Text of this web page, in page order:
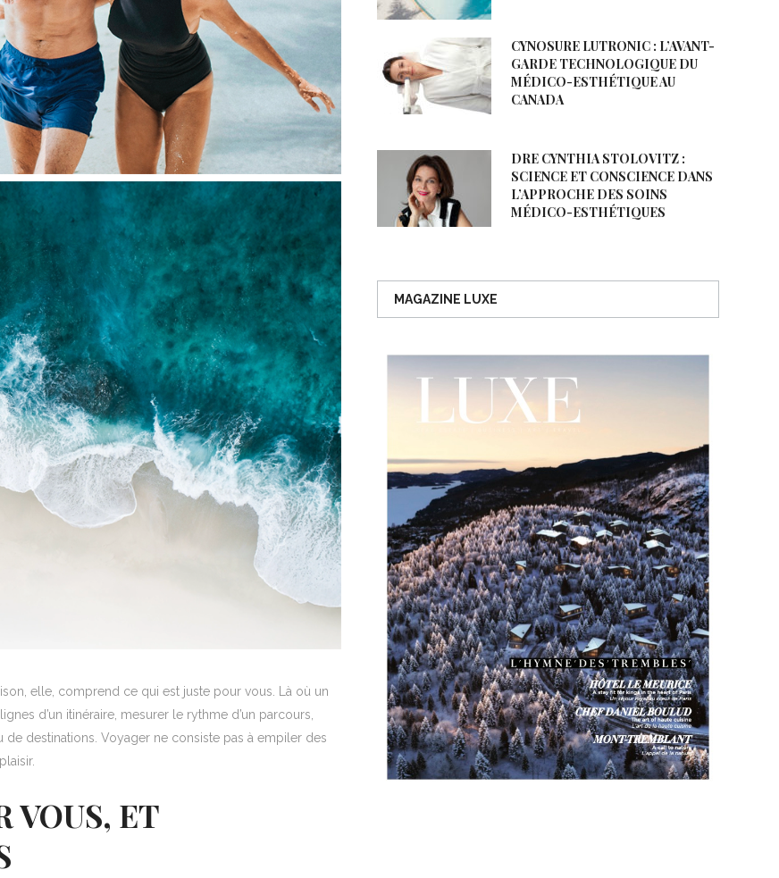
elle, comprend ce qui est juste pour vous. Là où un
d’un itinéraire, mesurer le rythme d’un parcours,
destinations. Voyager ne consiste pas à empiler des
VOUS, ET
CYNOSURE LUTRONIC : L’AVANT-
GARDE TECHNOLOGIQUE DU
MÉDICO-ESTHÉTIQUE AU
CANADA
DRE CYNTHIA STOLOVITZ :
SCIENCE ET CONSCIENCE DANS
L’APPROCHE DES SOINS
MÉDICO-ESTHÉTIQUES
MAGAZINE LUXE